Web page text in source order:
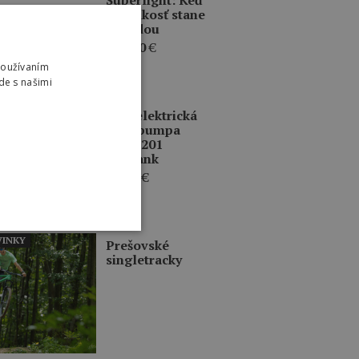
sa ľahkosť stane
výhodou
409,00€
BBB elektrická
mini pumpa
BMP-201
BarBank
€
Prešovské
singletracky
s našimi